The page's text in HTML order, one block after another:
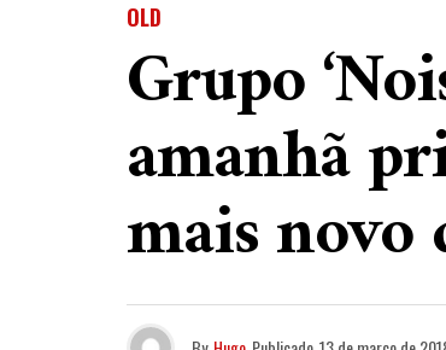
OLD
Grupo
amanhã
mais novo